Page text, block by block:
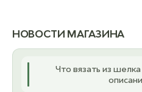
НОВОСТИ МАГАЗИНА
Что вязать из